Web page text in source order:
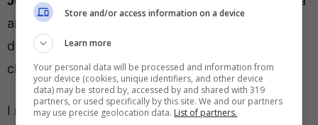
anche la posizione della propria panchina, potrà
decidere se continuare o meno ad avere in rosa il
classe 2000.
I rapporti tra Milan e Napoli sono molto buoni
Store and/or access information on a device
Learn more
Your personal data will be processed and information from
your device (cookies, unique identifiers, and other device
data) may be stored by, accessed by and shared with 319
partners, or used specifically by this site. We and our partners
may use precise geolocation data. List of partners.